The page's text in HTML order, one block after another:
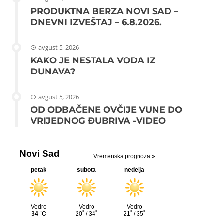
PRODUKTNA BERZA NOVI SAD –
DNEVNI IZVEŠTAJ – 6.8.2026.
avgust 5, 2026
KAKO JE NESTALA VODA IZ
DUNAVA?
avgust 5, 2026
OD ODBAČENE OVČIJE VUNE DO
VRIJEDNOG ĐUBRIVA -VIDEO